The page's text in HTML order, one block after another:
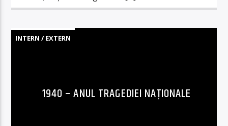
INTERN / EXTERN
1940 – ANUL TRAGEDIEI NAȚIONALE